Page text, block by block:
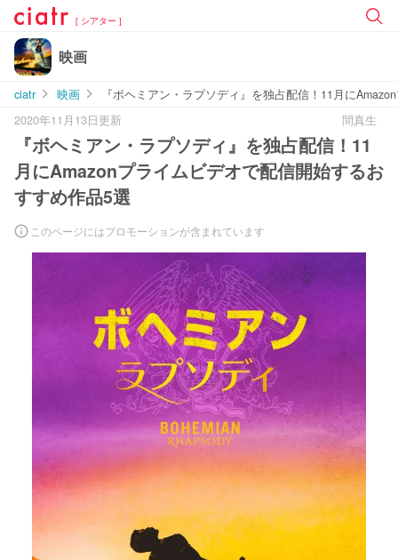
[ シアター ]
映画
ciatr 映画
『ボヘミアン・ラプソディ』を独占配信！11月に
2020年11月13日更新
間真生
『ボヘミアン・ラプソディ』を独占配信！11
月にAmazonプライムビデオで配信開始するお
すすめ作品5選
このページにはプロモーションが含まれています